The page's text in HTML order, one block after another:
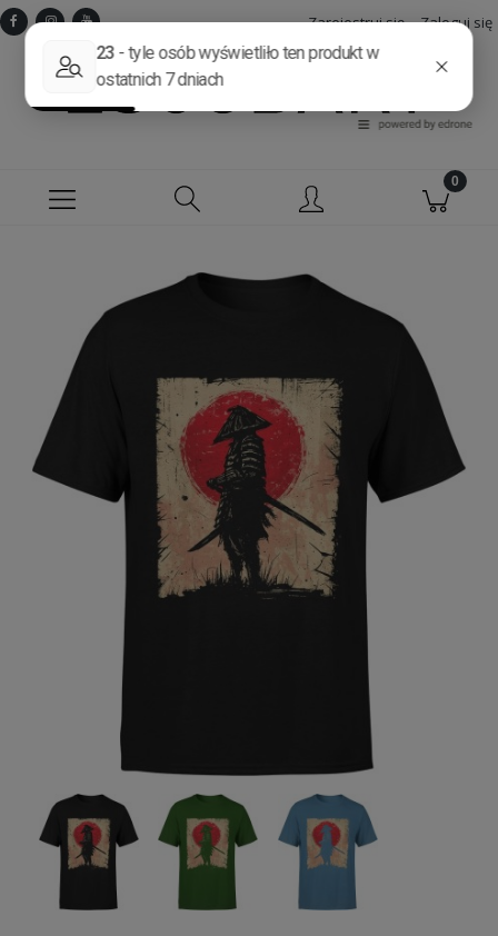
Zarejestruj się Zaloguj się